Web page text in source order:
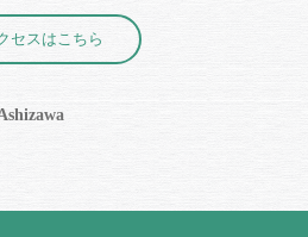
セスはこちら